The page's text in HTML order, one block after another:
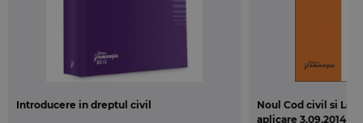
Introducere in dreptul civil
Noul Cod civil si
aplicare 3.09.2014